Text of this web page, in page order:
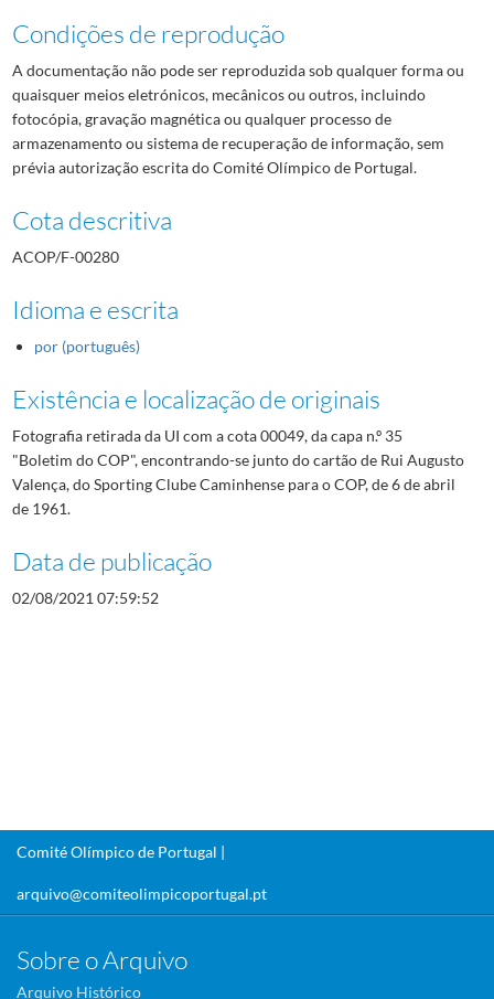
Condições de reprodução
A documentação não pode ser reproduzida sob qualquer forma ou
quaisquer meios eletrónicos, mecânicos ou outros, incluindo
fotocópia, gravação magnética ou qualquer processo de
armazenamento ou sistema de recuperação de informação, sem
prévia autorização escrita do Comité Olímpico de Portugal.
Cota descritiva
ACOP/F-00280
Idioma e escrita
por (português)
Existência e localização de originais
Fotografia retirada da UI com a cota 00049, da capa n.º 35
"Boletim do COP", encontrando-se junto do cartão de Rui Augusto
Valença, do Sporting Clube Caminhense para o COP, de 6 de abril
de 1961.
Data de publicação
02/08/2021 07:59:52
Comité Olímpico de Portugal |
arquivo@comiteolimpicoportugal.pt
Sobre o Arquivo
Arquivo Histórico